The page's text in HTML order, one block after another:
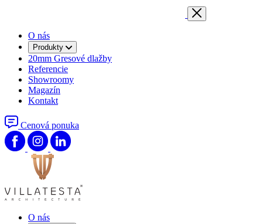
O nás
Produkty
20mm Gresové dlažby
Referencie
Showroomy
Magazín
Kontakt
Cenová ponuka
O nás